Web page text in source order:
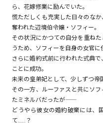
ら、花嫁修業に励んでいた。
慌ただしくも充実した日々のなか
奪われた辺境伯令嬢・ソフィー。
その状況にかつての自分を重ね
うため、ソフィーを自身の女官に
さらに婚約式前に行われた式典
ことに成功。
未来の皇弟妃として、少しずつ帝
その一方、ルーファスと共にソ
たミネルバだったが――
どうやら彼女の婚約破棄には、
て……？